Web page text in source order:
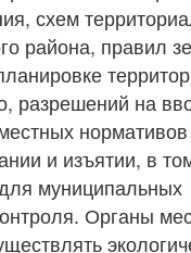
схем
района, правил
разрешений на
нормативов
и изъятии, в
для
Органы